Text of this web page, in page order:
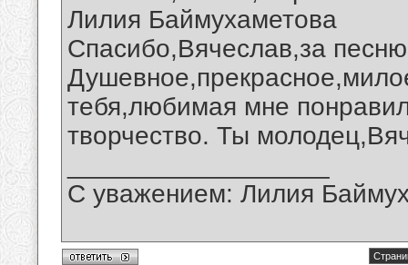
Лилия Баймухаметова
Спасибо,Вячеслав,за
тебя,любимая мне
творчество. Ты
С уважением: Лилия